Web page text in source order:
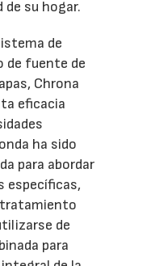
de su hogar.
de
de fuente de
Chrona
eficacia
ha sido
para abordar
específicas,
de
para